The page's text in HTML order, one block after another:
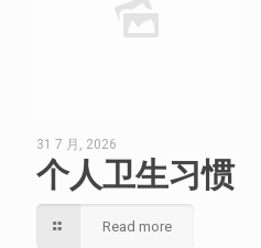
31 7 月, 2026
个人卫生习惯
Read more